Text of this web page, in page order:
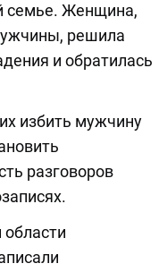
семье. Женщина,
решила
и обратилась
избить мужчину
разговоров